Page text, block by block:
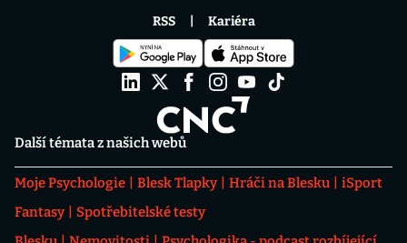
Další témata z našich webů
Moje Psychologie Blesk Tlapky Hráči na Blesku
iSport
Fantasy
Spotřebitelské testy
RSS Kariéra